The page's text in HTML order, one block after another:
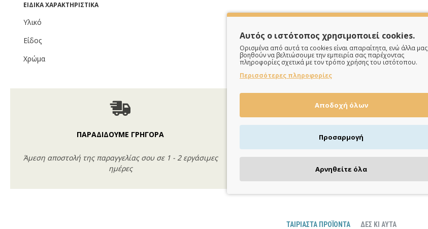
ΕΙΔΙΚΆ ΧΑΡΑΚΤΗΡΙΣΤΙΚΆ
Υλικό
Είδος
Καθρέφτης
Χρώμα
Χρυσό
ΠΑΡΑΔΙΔΟΥΜΕ ΓΡΗΓΟΡΑ
Άμεση αποστολή της παραγγελίας σου σε 1 - 2 εργάσιμες
ημέρες
ΠΛΗΡΩΝΕΙΣ ΟΠΩΣ ΘΕΣ
ΤΑΙΡΙΑΣΤΆ ΠΡΟΪΌΝΤΑ ΔΕΣ ΚΙ ΑΥΤΆ
Αυτός ο ιστότοπος χρησιμοποιεί cookies.
Ορισμένα από αυτά τα cookies είναι απαραίτητα, ενώ άλλα μας
βοηθούν να βελτιώσουμε την εμπειρία σας παρέχοντας
πληροφορίες σχετικά με τον τρόπο χρήσης του ιστότοπου.
Περισσότερες πληροφορίες
Αποδοχή όλων
Προσαρμογή
Αρνηθείτε όλα